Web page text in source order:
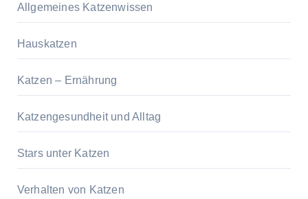
Allgemeines Katzenwissen
Hauskatzen
Katzen – Ernährung
Katzengesundheit und Alltag
Stars unter Katzen
Verhalten von Katzen